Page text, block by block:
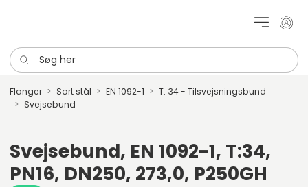
Mit
Søg her
Flanger Sort stål EN 1092-1
T: 34 - Tilsvejsningsbund
Svejsebund
Svejsebund, EN 1092-1, T:34,
PN16, DN250, 273,0, P250GH